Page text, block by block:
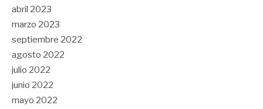
abril 2023
marzo 2023
septiembre 2022
agosto 2022
julio 2022
junio 2022
mayo 2022